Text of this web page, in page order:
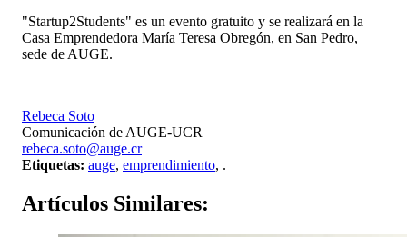
"Startup2Students" es un evento gratuito y se realizará en la
Casa Emprendedora María Teresa Obregón, en San Pedro,
sede de AUGE.
Rebeca Soto
Comunicación de AUGE-UCR
rebeca.soto@auge.cr
Etiquetas: auge, emprendimiento, .
Artículos Similares: